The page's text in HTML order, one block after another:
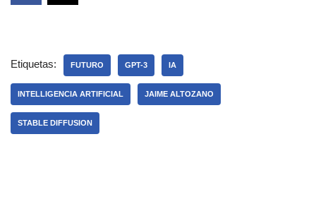
Etiquetas: FUTURO GPT-3 IA
INTELLIGENCIA ARTIFICIAL JAIME ALTOZANO
STABLE DIFFUSION